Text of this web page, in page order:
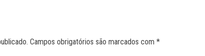
Campos obrigatórios são marcados com *